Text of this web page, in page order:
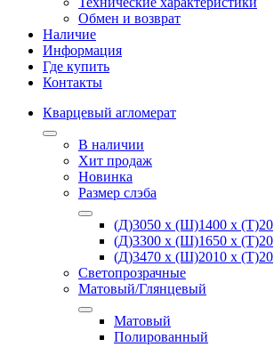
Обмен и возврат
Наличие
Информация
Где купить
Контакты
Кварцевый агломерат
В наличии
Хит продаж
Новинка
Размер слэба
(Д)3050 х (Ш)1400 х (Т)20
(Д)3300 х (Ш)1650 х (Т)20
(Д)3470 х (Ш)2010 х (Т)20
Светопрозрачные
Матовый/Глянцевый
Матовый
Полированный